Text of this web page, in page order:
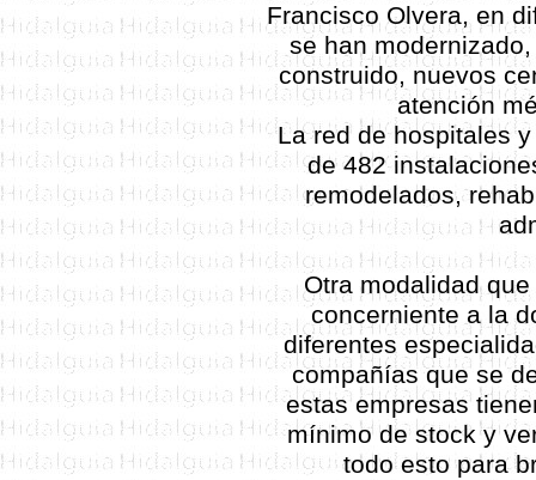
Francisco Olvera, en
se han
construido, nuevos
atención
La red de hospitales
de 482
remodelados,
Otra modalidad
concerniente a la
diferentes
compañías que se
estas empresas
mínimo de stock y
todo esto para